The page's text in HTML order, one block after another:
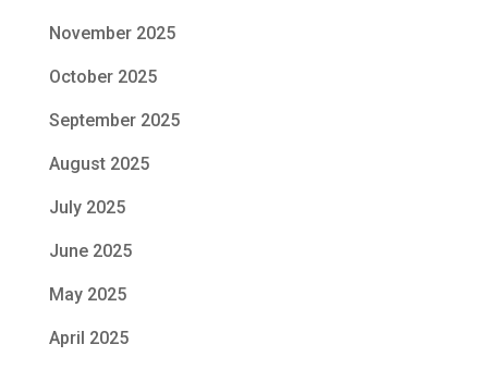
November 2025
October 2025
September 2025
August 2025
July 2025
June 2025
May 2025
April 2025